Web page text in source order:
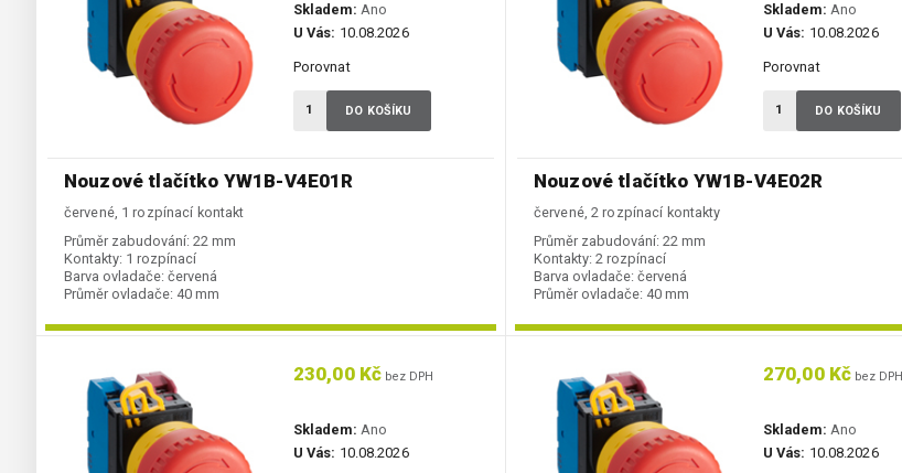
Nouzové tlačítko YW1B-V4E01R
červené, 1 rozpínací kontakt
Průměr zabudování: 22 mm
Kontakty: 1 rozpínací
Barva ovladače: červená
Průměr ovladače: 40 mm
Skladem: Ano
U Vás: 10.08.2026
Porovnat
DO KOŠÍKU
Nouzové tlačítko YW1B-V4E02R
červené, 2 rozpínací kontakty
Průměr zabudování: 22 mm
Kontakty: 2 rozpínací
Barva ovladače: červená
Průměr ovladače: 40 mm
Skladem: Ano
U Vás: 10.08.2026
Porovnat
DO KOŠÍKU
230,00 Kč bez DPH
Skladem: Ano
U Vás: 10.08.2026
270,00 Kč bez DPH
Skladem: Ano
U Vás: 10.08.2026